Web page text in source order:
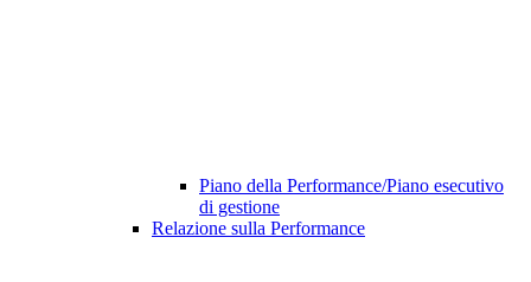
Piano della Performance/Piano esecutivo
di gestione
Relazione sulla Performance